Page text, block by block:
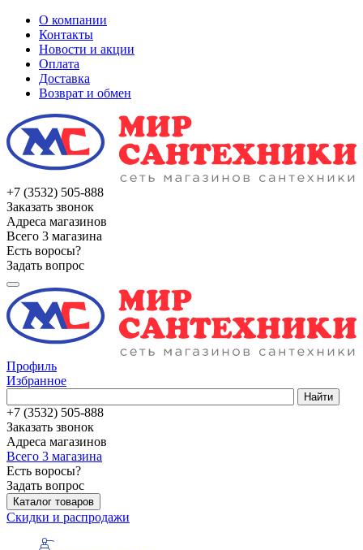
О компании
Контакты
Новости и акции
Оплата
Доставка
Возврат и обмен
+7 (3532) 505-888
Заказать звонок
Адреса магазинов
Всего 3 магазина
Есть воросы?
Задать вопрос
Профиль
Избранное
Найти
+7 (3532) 505-888
Заказать звонок
Адреса магазинов
Всего 3 магазина
Есть воросы?
Задать вопрос
Каталог товаров
Скидки и распродажи